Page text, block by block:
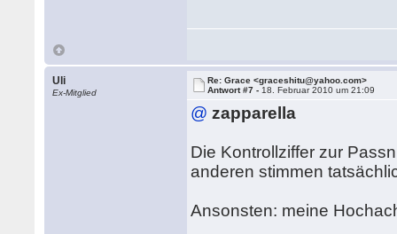
Uli
Ex-Mitglied
Re: Grace <graceshitu@yahoo.com>
Antwort #7 - 18. Februar 2010 um 21:09
@ zapparella
Die Kontrollziffer zur
anderen stimmen
Ansonsten: meine